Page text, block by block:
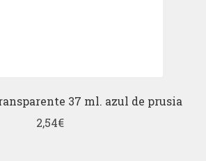
37 ml. azul de prusia
2,54€